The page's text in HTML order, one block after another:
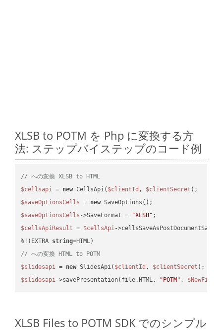
XLSB to POTM を Php に変換する方
法: ステップバイステップのコード例
// への変換 XLSB to HTML
$cellsapi = new CellsApi( $clientId , $clientSecret
$saveOptionsCells = new
$saveOptionsCells ->SaveFormat = "XLSB"
$cellsApiResult = $cellsApi-
%!(EXTRA string
// への変換 HTML to POTM
$slidesapi = new SlidesApi( $clientId , $clientSecret
$slidesapi->savePresentation(file.HTML, "POTM" , $NewFile
XLSB Files to POTM SDK でのシンプル